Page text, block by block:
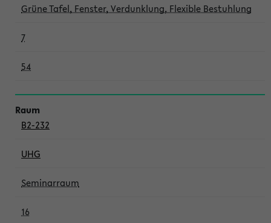
Grüne Tafel, Fenster, Verdunklung, Flexible Bestuhlung
7
54
B2-232
UHG
Seminarraum
16